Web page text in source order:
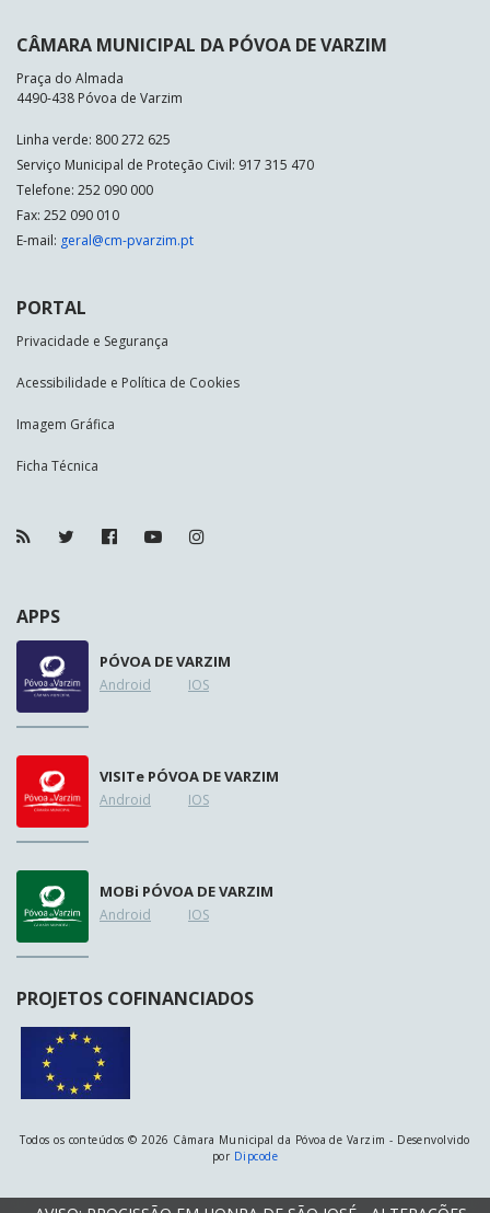
CÂMARA MUNICIPAL DA PÓVOA DE VARZIM
Praça do Almada
4490-438 Póvoa de Varzim
Linha verde: 800 272 625
Serviço Municipal de Proteção Civil: 917 315 470
Telefone: 252 090 000
Fax: 252 090 010
E-mail: geral@cm-pvarzim.pt
PORTAL
Privacidade e Segurança
Acessibilidade e Política de Cookies
Imagem Gráfica
Ficha Técnica
APPS
PÓVOA DE VARZIM
Android IOS
VISITe PÓVOA DE VARZIM
Android IOS
MOBi PÓVOA DE VARZIM
Android IOS
PROJETOS COFINANCIADOS
Todos os conteúdos © 2026 Câmara Municipal da Póvoa de Varzim - Desenvolvido
por Dipcode